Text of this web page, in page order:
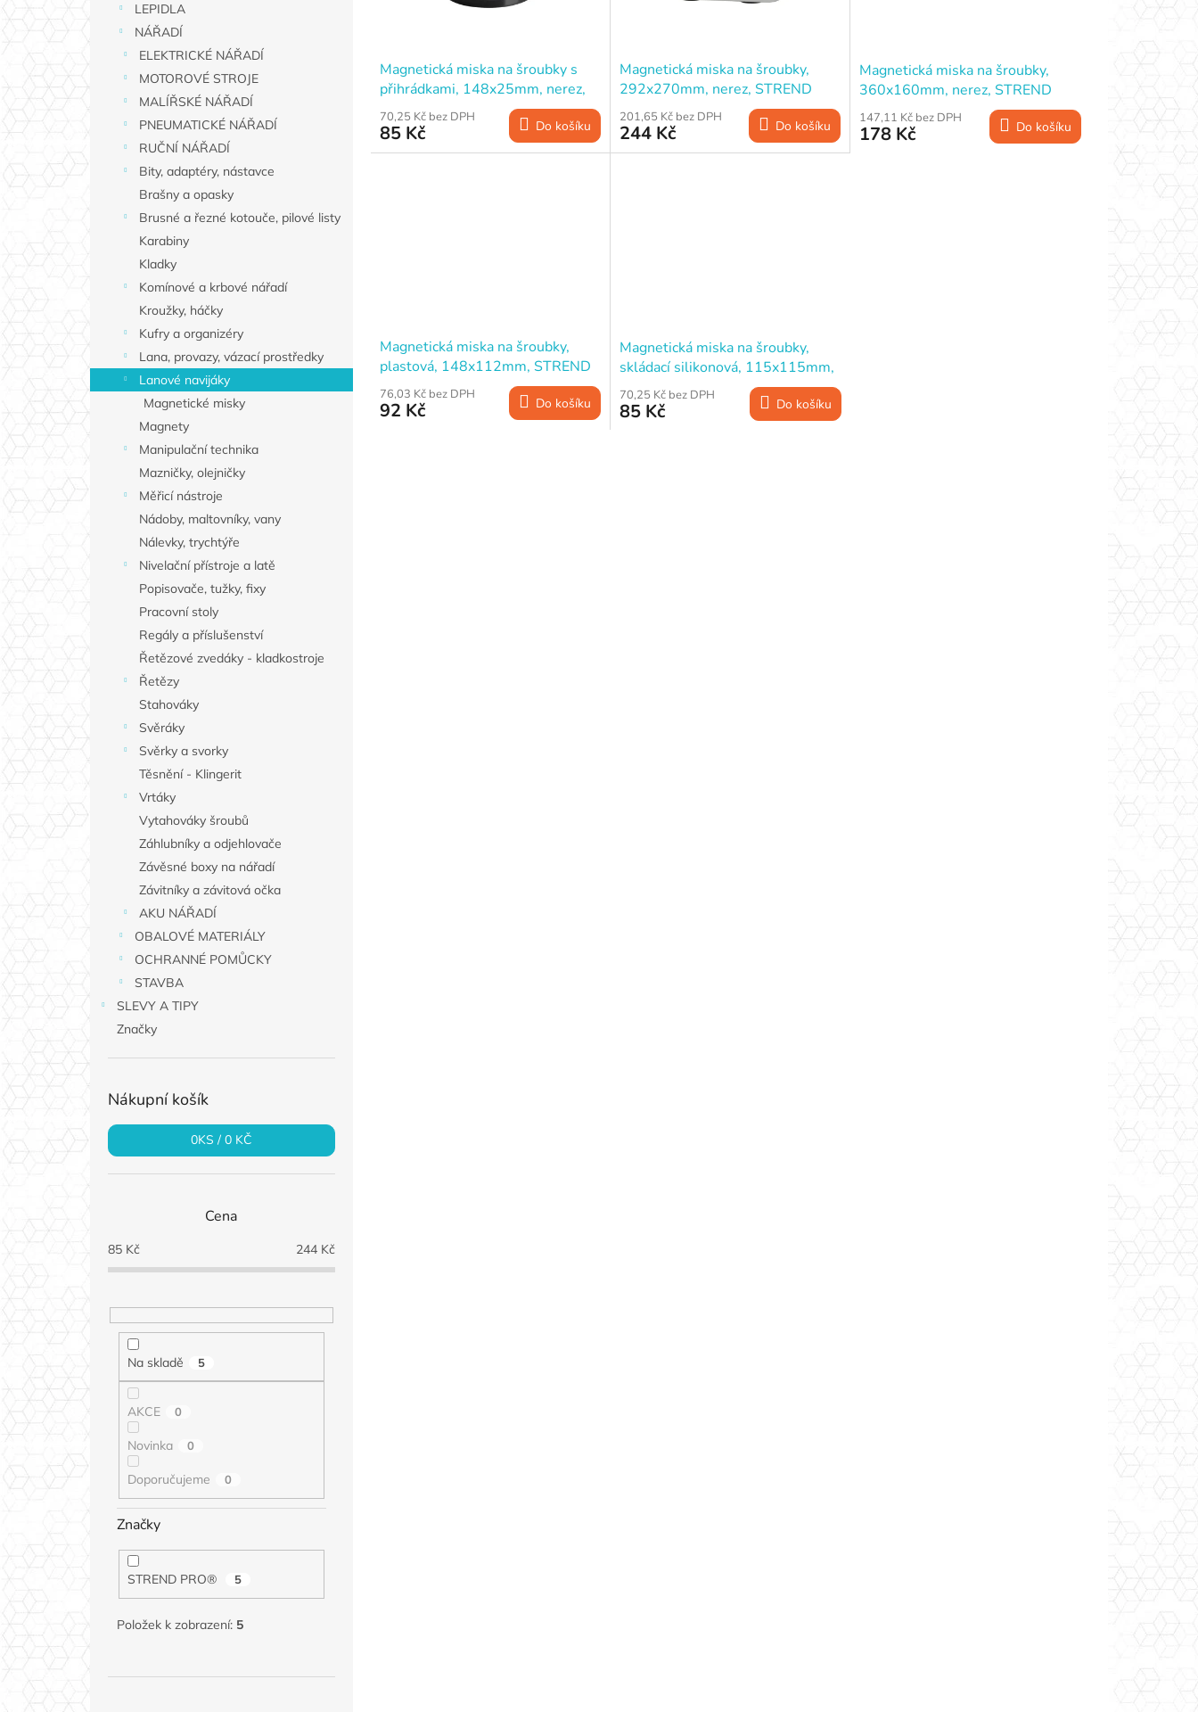
n
e
LEPIDLA
NÁŘADÍ
ELEKTRICKÉ NÁŘADÍ
MOTOROVÉ STROJE
MALÍŘSKÉ NÁŘADÍ
PNEUMATICKÉ NÁŘADÍ
RUČNÍ NÁŘADÍ
Bity, adaptéry, nástavce
Brašny a opasky
Brusné a řezné kotouče, pilové listy
Karabiny
Kladky
Komínové a krbové nářadí
Kroužky, háčky
Kufry a organizéry
Lana, provazy, vázací prostředky
Lanové navijáky
Magnetické misky
Magnety
Manipulační technika
Mazničky, olejničky
Měřicí nástroje
Nádoby, maltovníky, vany
Nálevky, trychtýře
Nivelační přístroje a latě
Popisovače, tužky, fixy
Pracovní stoly
Regály a příslušenství
Řetězové zvedáky - kladkostroje
Řetězy
Stahováky
Svěráky
Svěrky a svorky
Těsnění - Klingerit
Vrtáky
Vytahováky šroubů
Záhlubníky a odjehlovače
Závěsné boxy na nářadí
Závitníky a závitová očka
AKU NÁŘADÍ
OBALOVÉ MATERIÁLY
OCHRANNÉ POMŮCKY
STAVBA
SLEVY A TIPY
Značky
Nákupní košík
0KS /0 KČ
Cena
85Kč 244Kč
Na skladě 5
AKCE 0
Novinka 0
Doporučujeme 0
Značky
STREND PRO® 5
Položek k zobrazení: 5
Magnetická miska na šroubky s
přihrádkami, 148x25mm, nerez,
STREND PRO
70,25 Kč bez DPH
85 Kč Do košíku
Magnetická miska na šroubky,
292x270mm, nerez, STREND
PRO
201,65 Kč bez DPH
244 Kč Do košíku
Magnetická miska na šroubky,
360x160mm, nerez, STREND
PRO
147,11 Kč bez DPH
178 Kč Do košíku
Magnetická miska na šroubky,
plastová, 148x112mm, STREND
PRO
76,03 Kč bez DPH
92 Kč Do košíku
Magnetická miska na šroubky,
skládací silikonová, 115x115mm,
STREND PRO
70,25 Kč bez DPH
85 Kč Do košíku